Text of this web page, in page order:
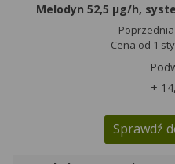
Melodyn 52,5 μg/h,
Poprzednia
Cena od 1
+
Sprawdź